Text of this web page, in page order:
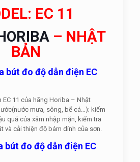
EC 11
– NHẬT
BẢN
bút đo độ dẫn điện EC
11 của hãng Horiba – Nhật
mưa, sông, bể cá…); kiểm
quả của xâm nhập mặn, kiểm tra
và cải thiện độ bám dính của sơn.
bút đo độ dẫn điện EC